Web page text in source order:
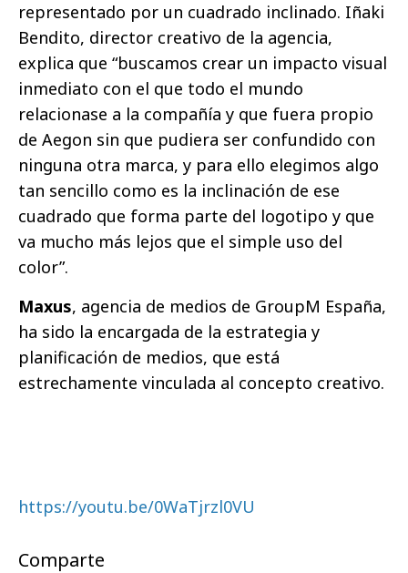
representado por un cuadrado inclinado. Iñaki
Bendito, director creativo de la agencia,
explica que “buscamos crear un impacto visual
inmediato con el que todo el mundo
relacionase a la compañía y que fuera propio
de Aegon sin que pudiera ser confundido con
ninguna otra marca, y para ello elegimos algo
tan sencillo como es la inclinación de ese
cuadrado que forma parte del logotipo y que
va mucho más lejos que el simple uso del
color”.
Maxus, agencia de medios de GroupM España,
ha sido la encargada de la estrategia y
planificación de medios, que está
estrechamente vinculada al concepto creativo.
https://youtu.be/0WaTjrzl0VU
Comparte